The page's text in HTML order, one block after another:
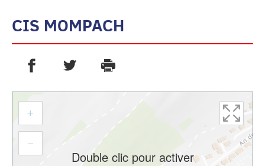
CIS MOMPACH
PARTAGER SUR FACEBOOK
PARTAGER SUR TWITTER
IMPRIMER
Aller
l'adresse
Double clic pour activer
+
–